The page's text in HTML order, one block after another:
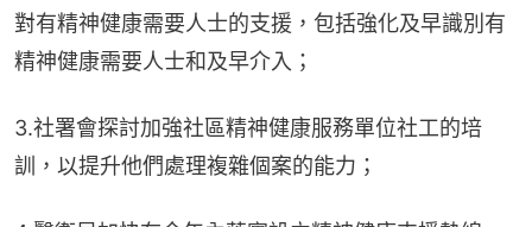
對有精神健康需要人士的支援，包括強化及早識別有
精神健康需要人士和及早介入；
3.社署會探討加強社區精神健康服務單位社工的培
訓，以提升他們處理複雜個案的能力；